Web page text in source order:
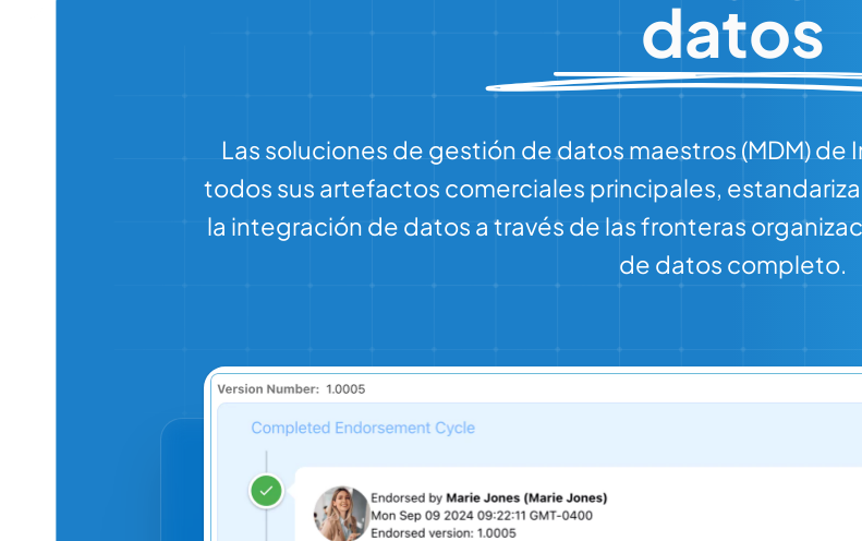
datos
Las soluciones de gestión de datos maestros (MDM) de
todos sus artefactos comerciales principales,
la integración de datos a través de las fronteras
de datos completo.